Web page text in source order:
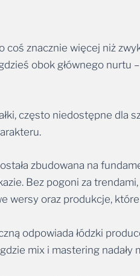
coś znacznie więcej niż
obok głównego
często niedostępne dla
zbudowana na
Bez pogoni za
wersy oraz produkcje,
odpowiada łódzki
mix i mastering